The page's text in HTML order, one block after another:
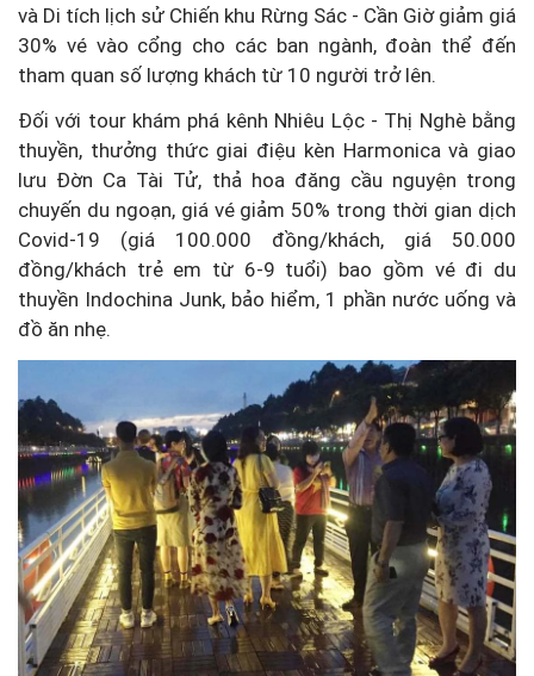
và Di tích lịch sử Chiến khu Rừng Sác - Cần Giờ giảm giá
30% vé vào cổng cho các ban ngành, đoàn thể đến
tham quan số lượng khách từ 10 người trở lên.
Đối với tour khám phá kênh Nhiêu Lộc - Thị Nghè bằng
thuyền, thưởng thức giai điệu kèn Harmonica và giao
lưu Đờn Ca Tài Tử, thả hoa đăng cầu nguyện trong
chuyến du ngoạn, giá vé giảm 50% trong thời gian dịch
Covid-19 (giá 100.000 đồng/khách, giá 50.000
đồng/khách trẻ em từ 6-9 tuổi) bao gồm vé đi du
thuyền Indochina Junk, bảo hiểm, 1 phần nước uống và
đồ ăn nhẹ.